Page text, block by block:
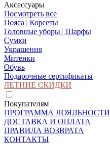
Аксессуары
Посмотреть все
Пояса | Корсеты
Головные уборы | Шарфы
Сумки
Украшения
Митенки
Обувь
Подарочные сертификаты
ЛЕТНИЕ СКИДКИ
Покупателям
ПРОГРАММА ЛОЯЛЬНОСТИ
ДОСТАВКА И ОПЛАТА
ПРАВИЛА ВОЗВРАТА
КОНТАКТЫ